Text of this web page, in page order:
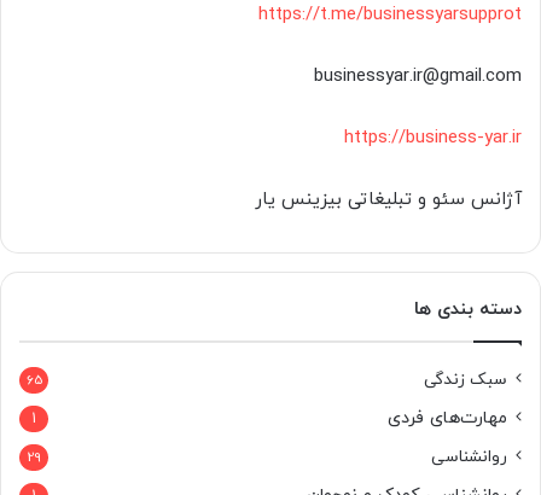
https://t.me/businessyarsupprot
businessyar.ir@gmail.com
https://business-yar.ir
آژانس سئو و تبلیغاتی بیزینس یار
دسته بندی ها
سبک زندگی 65
مهارت‌های فردی 1
روانشناسی 29